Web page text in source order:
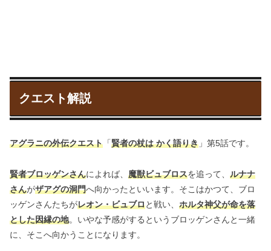
クエスト解説
アグラニの外伝クエスト 「賢者の杖は かく語りき 」第5話です。
賢者ブロッゲンさんによれば、 魔獣ビュブロスを追って、 ルナナ
さんがザアグの洞門へ向かったといいます。そこはかつて、ブロ
ッゲンさんたちがレオン・ビュブロと戦い、 ホルタ神父が命を落
とした因縁の地。いやな予感がするというブロッゲンさんと一緒
に、そこへ向かうことになります。